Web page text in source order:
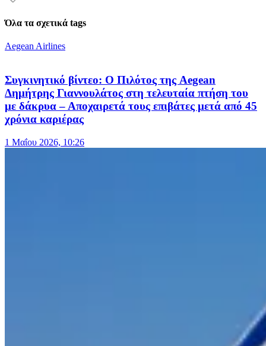
Όλα τα σχετικά tags
Aegean Airlines
Συγκινητικό βίντεο: Ο Πιλότος της Aegean
Δημήτρης Γιαννουλάτος στη τελευταία πτήση του
με δάκρυα – Αποχαιρετά τους επιβάτες μετά από 45
χρόνια καριέρας
1 Μαΐου 2026, 10:26